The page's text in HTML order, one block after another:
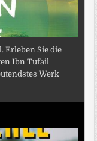
Erleben Sie die
Ibn Tufail
Werk